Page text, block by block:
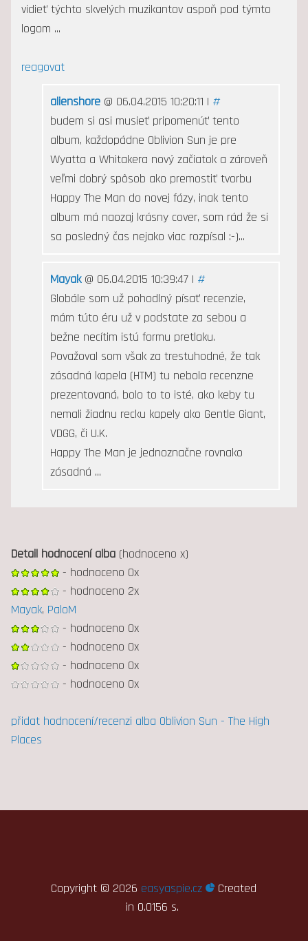
vidieť týchto skvelých muzikantov aspoň pod týmto
logom ...
reagovat
alienshore@ 06.04.2015 10:20:11 | #
budem si asi musieť pripomenúť tento
album, každopádne Oblivion Sun je pre
Wyatta a Whitakera nový začiatok a zároveň
veľmi dobrý spôsob ako premostiť tvorbu
Happy The Man do novej fázy, inak tento
album má naozaj krásny cover, som rád že si
sa posledný čas nejako viac rozpísal :-)...
Mayak@ 06.04.2015 10:39:47 | #
Globále som už pohodlný písať recenzie,
mám túto éru už v podstate za sebou a
bežne necítim istú formu pretlaku.
Považoval som však za trestuhodné, že tak
zásadná kapela (HTM) tu nebola recenzne
prezentovaná, bolo to to isté, ako keby tu
nemali žiadnu recku kapely ako Gentle Giant,
VDGG, či U.K.
Happy The Man je jednoznačne rovnako
zásadná ...
Detail hodnocení alba(hodnoceno x)
- hodnoceno 0x
- hodnoceno 2x
Mayak, PaloM
- hodnoceno 0x
- hodnoceno 0x
- hodnoceno 0x
- hodnoceno 0x
přidat hodnocení/recenzi alba Oblivion Sun - The High
Places
Copyright © 2026 easyaspie.cz Created
in 0.0156 s.